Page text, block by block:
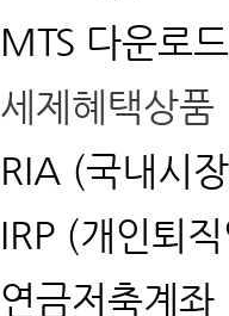
MTS 다운로드
세제혜택상품
RIA (국내시
IRP (개인퇴
연금저축계좌